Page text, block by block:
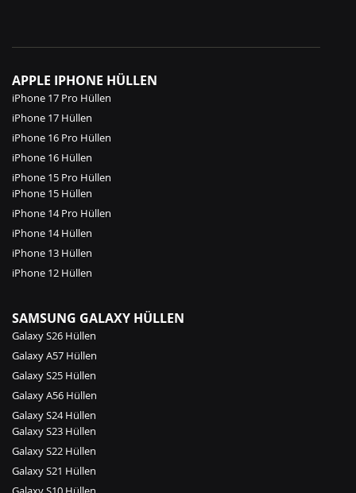
APPLE IPHONE HÜLLEN
iPhone 17 Pro Hüllen
iPhone 17 Hüllen
iPhone 16 Pro Hüllen
iPhone 16 Hüllen
iPhone 15 Pro Hüllen
iPhone 15 Hüllen
iPhone 14 Pro Hüllen
iPhone 14 Hüllen
iPhone 13 Hüllen
iPhone 12 Hüllen
SAMSUNG GALAXY HÜLLEN
Galaxy S26 Hüllen
Galaxy A57 Hüllen
Galaxy S25 Hüllen
Galaxy A56 Hüllen
Galaxy S24 Hüllen
Galaxy S23 Hüllen
Galaxy S22 Hüllen
Galaxy S21 Hüllen